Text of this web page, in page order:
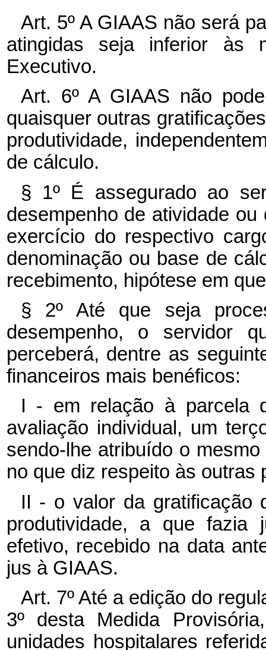
Art. 5º A GIAAS não será
atingidas seja inferior às
Executivo.
Art. 6º A GIAAS não
quaisquer outras
produtividade,
de cálculo.
§ 1º É assegurado ao
desempenho de atividade
exercício do respectivo
denominação ou base de
recebimento, hipótese em
§ 2º Até que seja
desempenho, o servidor
perceberá, dentre as
financeiros mais benéficos:
I - em relação à parcela
avaliação individual, um
sendo-lhe atribuído o
no que diz respeito às outras
II - o valor da gratificação
produtividade, a que fazia
efetivo, recebido na data
jus à GIAAS.
Art. 7º Até a edição do
3º desta Medida
unidades hospitalares